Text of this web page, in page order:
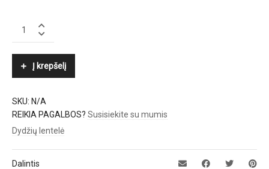
ROECKL
quantity
Į krepšelį
SKU: N/A
REIKIA PAGALBOS? Susisiekite su mumis
Dydžių lentelė
Dalintis